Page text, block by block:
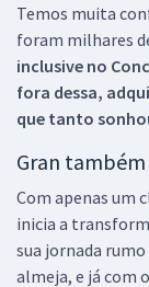
Temos muita
foram milhares
inclusive no
fora dessa,
que tanto
Gran
Com apenas um
inicia a
sua jornada
almeja, e já com